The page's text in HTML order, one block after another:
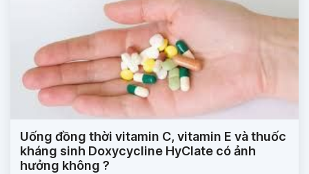
Uống đồng thời vitamin C, vitamin E và thuốc
kháng sinh Doxycycline HyClate có ảnh
hưởng không ?